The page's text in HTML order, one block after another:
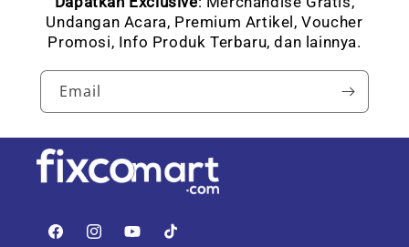
Undangan Acara, Premium Artikel, Voucher
Promosi, Info Produk Terbaru, dan lainnya.
Email
FacebookInstagramYouTubeTikTok